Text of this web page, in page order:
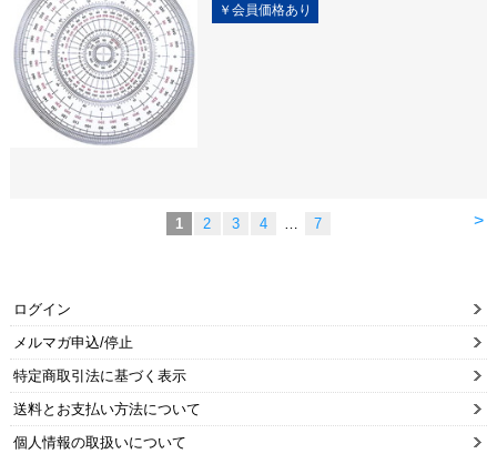
>
1 2 3 4 … 7
ログイン
メルマガ申込/停止
特定商取引法に基づく表示
送料とお支払い方法について
個人情報の取扱いについて